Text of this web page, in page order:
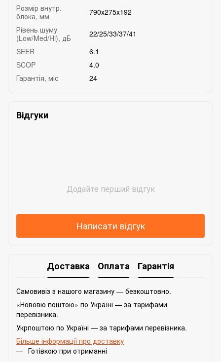
Розмір внутр.
блока, мм
790х275х192
Рівень шуму
(Low/Med/Hi), дБ
22/25/33/37/41
SEER
6.1
SCOP
4.0
Гарантія, міс
24
Відгуки
Додайте перший відгук
Написати відгук
Доставка Оплата Гарантія
Самовивіз з нашого магазину — безкоштовно.
«Нововю поштою» по Україні — за тарифами
перевізника.
Укрпоштою по Україні — за тарифами перевізника.
Більше інформації про доставку
Готівкою при отриманні